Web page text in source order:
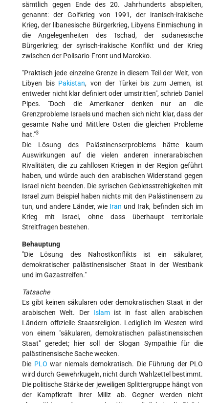
sämtlich gegen Ende des 20. Jahrhunderts abspielten,
genannt: der Golfkrieg von 1991, der iranisch-irakische
Krieg, der libanesische Bürgerkrieg, Libyens Einmischung in
die Angelegenheiten des Tschad, der sudanesische
Bürgerkrieg; der syrisch-irakische Konflikt und der Krieg
zwischen der Polisario-Front und Marokko.
"Praktisch jede einzelne Grenze in diesem Teil der Welt, von
Libyen bis Pakistan, von der Türkei bis zum Jemen, ist
entweder nicht klar definiert oder umstritten", schrieb Daniel
Pipes. "Doch die Amerikaner denken nur an die
Grenzprobleme Israels und machen sich nicht klar, dass der
gesamte Nahe und Mittlere Osten die gleichen Probleme
hat."3
Die Lösung des Palästinenserproblems hätte kaum
Auswirkungen auf die vielen anderen innerarabischen
Rivalitäten, die zu zahllosen Kriegen in der Region geführt
haben, und würde auch den arabischen Widerstand gegen
Israel nicht beenden. Die syrischen Gebietsstreitigkeiten mit
Israel zum Beispiel haben nichts mit den Palästinensern zu
tun, und andere Länder, wie Iran und Irak, befinden sich im
Krieg mit Israel, ohne dass überhaupt territoriale
Streitfragen bestehen.
Behauptung
"Die Lösung des Nahostkonflikts ist ein säkularer,
demokratischer palästinensischer Staat in der Westbank
und im Gazastreifen."
Tatsache
Es gibt keinen säkularen oder demokratischen Staat in der
arabischen Welt. Der Islamist in fast allen arabischen
Ländern offizielle Staatsreligion. Lediglich im Westen wird
von einem "säkularen, demokratischen palästinensischen
Staat" geredet; hier soll der Slogan Sympathie für die
palästinensische Sache wecken.
Die PLO war niemals demokratisch. Die Führung der PLO
wird durch Gewehrkugeln, nicht durch Wahlzettel bestimmt.
Die politische Stärke der jeweiligen Splittergruppe hängt von
der Kampfkraft ihrer Miliz ab. Gegner werden nicht